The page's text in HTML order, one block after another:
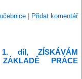
|
Přidat komentář
díl, ZÍSKÁVÁM
PRÁCE